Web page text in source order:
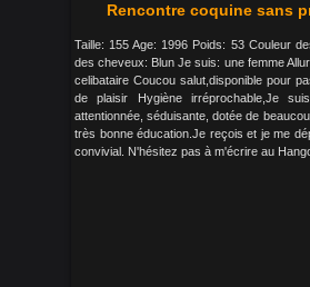
Rencontre coquine sans
Taille: 155 Age: 1996 Poids: 53 Couleur
des cheveux: Blun Je suis: une femme
celibataire Coucou salut,disponible pour
de plaisir Hygiène irréprochable,Je
attentionnée, séduisante, dotée de
très bonne éducation.Je reçois et je me
convivial. N'hésitez pas à m'écrire au